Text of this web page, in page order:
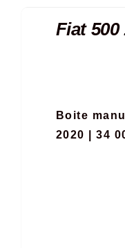
Fiat
Boite
2020 | 34